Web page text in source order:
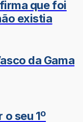
que foi
existia
da Gama
seu 1º